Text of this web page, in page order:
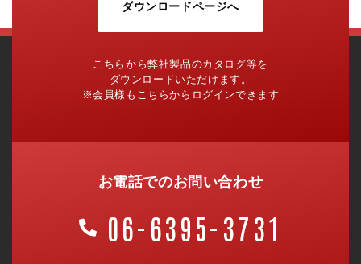
ダウンロードページへ
こちらから弊社製品のカタログ等を
ダウンロードいただけます。
※会員様もこちらからログインできます
お電話でのお問い合わせ
06-6395-3731